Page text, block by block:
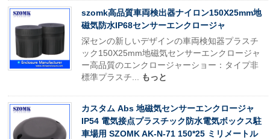
szomk高品質車両検出器ナイロン150X25mm地
磁気防水IP68センサーエンクロージャ
深センの新しいデザインの車両検知器プラスチ
ック150X25mm地磁気センサーエンクロージャ
ー高品質のエンクロージャーショー：タイプ非
標準プラスチ...
もっと
カスタム Abs 地磁気センサーエンクロージャ
IP54 電気接点プラスチック防水電気ボックス駐
車場用 SZOMK AK-N-71 150*25 ミリメートル